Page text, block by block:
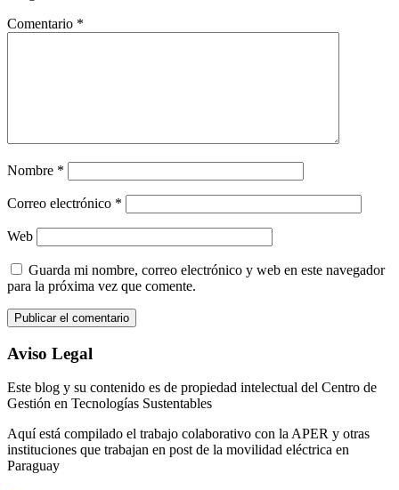
Comentario *
Nombre *
Correo electrónico *
Web
Guarda mi nombre, correo electrónico y web en este navegador
para la próxima vez que comente.
Aviso Legal
Este blog y su contenido es de propiedad intelectual del Centro de
Gestión en Tecnologías Sustentables
Aquí está compilado el trabajo colaborativo con la APER y otras
instituciones que trabajan en post de la movilidad eléctrica en
Paraguay